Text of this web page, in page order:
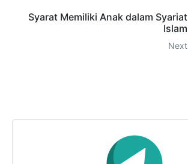
Syarat Memiliki Anak dalam Syariat
Islam
Next